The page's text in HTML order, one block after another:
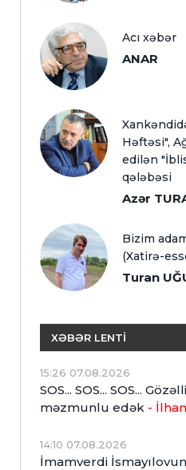
Acı xəbər
ANAR
Həftəsi",
edilən
qələbəsi
Azər
Bizim
(Xatirə-
Turan
XƏBƏR LENTİ
15:26 07.08.2026
SOS... SOS... SOS...
məzmunlu edək -
14:10 07.08.2026
İmamverdi